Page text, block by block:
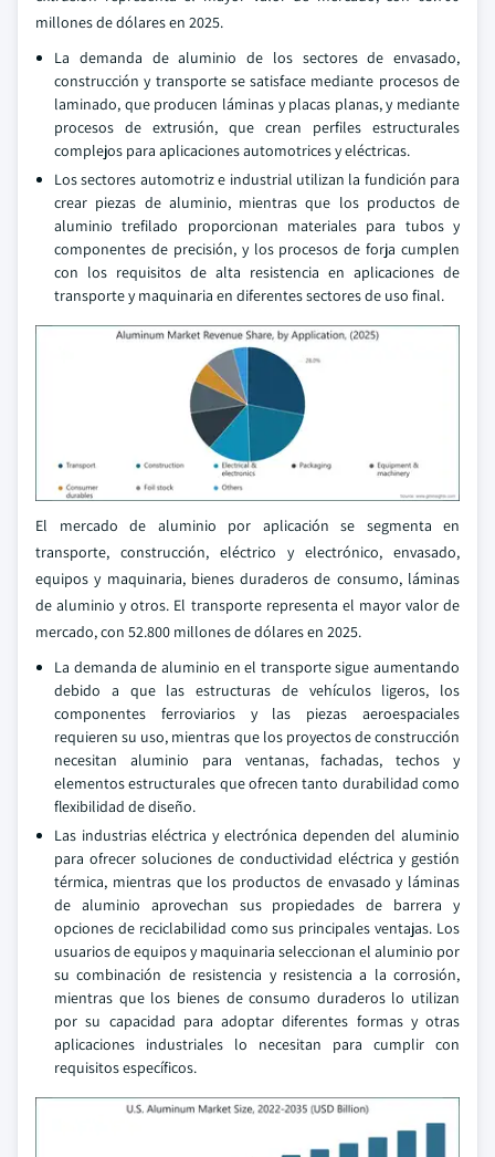
millones de dólares en 2025.
La demanda de aluminio de los sectores de envasado,
construcción y transporte se satisface mediante procesos de
laminado, que producen láminas y placas planas, y mediante
procesos de extrusión, que crean perfiles estructurales
complejos para aplicaciones automotrices y eléctricas.
Los sectores automotriz e industrial utilizan la fundición para
crear piezas de aluminio, mientras que los productos de
aluminio trefilado proporcionan materiales para tubos y
componentes de precisión, y los procesos de forja cumplen
con los requisitos de alta resistencia en aplicaciones de
transporte y maquinaria en diferentes sectores de uso final.
El mercado de aluminio por aplicación se segmenta en
transporte, construcción, eléctrico y electrónico, envasado,
equipos y maquinaria, bienes duraderos de consumo, láminas
de aluminio y otros. El transporte representa el mayor valor de
mercado, con 52.800 millones de dólares en 2025.
La demanda de aluminio en el transporte sigue aumentando
debido a que las estructuras de vehículos ligeros, los
componentes ferroviarios y las piezas aeroespaciales
requieren su uso, mientras que los proyectos de construcción
necesitan aluminio para ventanas, fachadas, techos y
elementos estructurales que ofrecen tanto durabilidad como
flexibilidad de diseño.
Las industrias eléctrica y electrónica dependen del aluminio
para ofrecer soluciones de conductividad eléctrica y gestión
térmica, mientras que los productos de envasado y láminas
de aluminio aprovechan sus propiedades de barrera y
opciones de reciclabilidad como sus principales ventajas. Los
usuarios de equipos y maquinaria seleccionan el aluminio por
su combinación de resistencia y resistencia a la corrosión,
mientras que los bienes de consumo duraderos lo utilizan
por su capacidad para adoptar diferentes formas y otras
aplicaciones industriales lo necesitan para cumplir con
requisitos específicos.